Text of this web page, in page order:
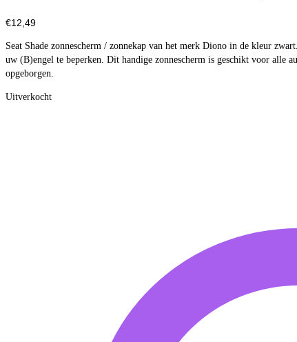
€12,49
Seat Shade zonnescherm / zonnekap van het merk Diono in de kleur
uw (B)engel te beperken. Dit handige zonnescherm is geschikt voor alle
opgeborgen.
Uitverkocht